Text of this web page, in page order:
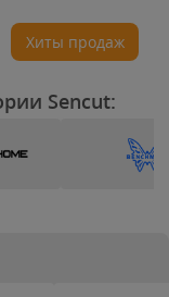
Хиты продаж
Sencut: